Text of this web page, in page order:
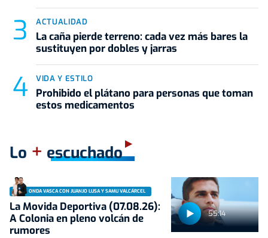
ACTUALIDAD
La caña pierde terreno: cada vez más bares la
sustituyen por dobles y jarras
VIDA Y ESTILO
Prohibido el plátano para personas que toman
estos medicamentos
Lo + escuchado
55:14
ONDA VASCA CON JUANJO LUSA Y SAMU VALCÁRCEL
La Movida Deportiva (07.08.26):
A Colonia en pleno volcán de
rumores